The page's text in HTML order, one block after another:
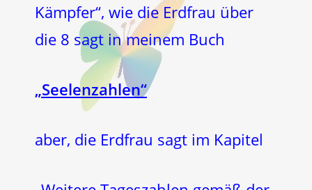
Kämpfer“, wie die Erdfrau über
die 8 sagt in meinem Buch
„Seelenzahlen“
aber, die Erdfrau sagt im Kapitel